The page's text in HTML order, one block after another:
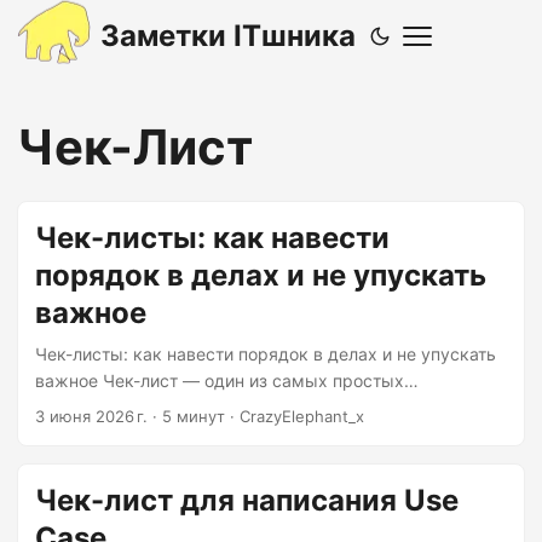
Заметки ITшника
Чек-Лист
Чек-листы: как навести
порядок в делах и не упускать
важное
Чек-листы: как навести порядок в делах и не упускать
важное Чек-лист — один из самых простых
инструментов организации, который помогает
листы используют и в работе, и в личной жизни: от
подготовки проекта до сборов в отпуск. На первый
3 июня 2026 г. · 5 минут · CrazyElephant_x
Чек-лист для написания Use